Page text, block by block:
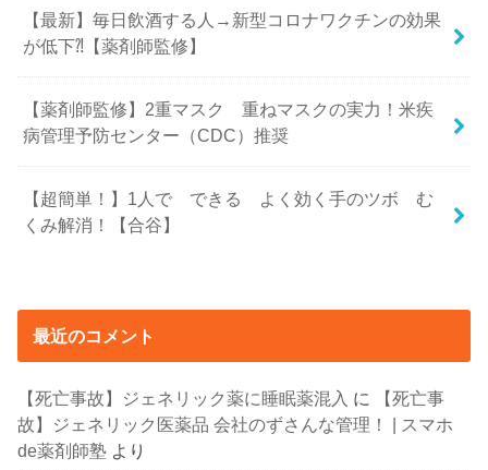
【最新】毎日飲酒する人→新型コロナワクチンの効果
が低下⁈【薬剤師監修】
【薬剤師監修】2重マスク 重ねマスクの実力！米疾
病管理予防センター（CDC）推奨
【超簡単！】1人で できる よく効く手のツボ む
くみ解消！【合谷】
最近のコメント
【死亡事故】ジェネリック薬に睡眠薬混入 に
【死亡事
故】ジェネリック医薬品 会社のずさんな管理！ | スマホ
de薬剤師塾 より